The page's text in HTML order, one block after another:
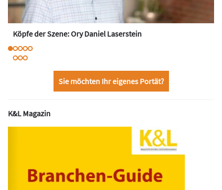
Köpfe der Szene: Ory Daniel Laserstein
Sie möchten Ihr eigenes Portät?
K&L Magazin